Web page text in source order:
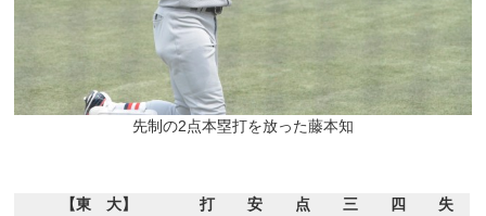
先制の2点本塁打を放った藤本知
【東 大】 打 安 点 三 四
失